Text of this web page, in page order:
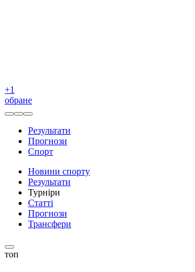
+1
обране
Результати
Прогнози
Спорт
Новини спорту
Результати
Турніри
Статті
Прогнози
Трансфери
топ